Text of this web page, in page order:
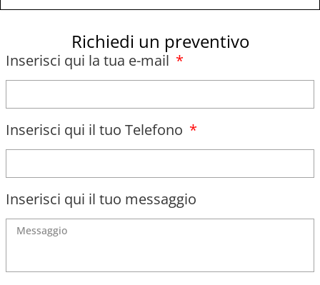
Richiedi un preventivo
Inserisci qui la tua e-mail
Inserisci qui il tuo Telefono
Inserisci qui il tuo messaggio